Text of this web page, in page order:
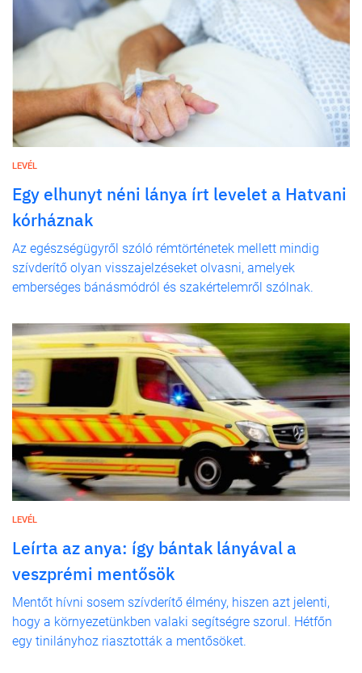
LEVÉL
Egy elhunyt néni lánya írt levelet a Hatvani
kórháznak
Az egészségügyről szóló rémtörténetek mellett mindig
szívderítő olyan visszajelzéseket olvasni, amelyek
emberséges bánásmódról és szakértelemről szólnak.
LEVÉL
Leírta az anya: így bántak lányával a
veszprémi mentősök
Mentőt hívni sosem szívderítő élmény, hiszen azt jelenti,
hogy a környezetünkben valaki segítségre szorul. Hétfőn
egy tinilányhoz riasztották a mentősöket.